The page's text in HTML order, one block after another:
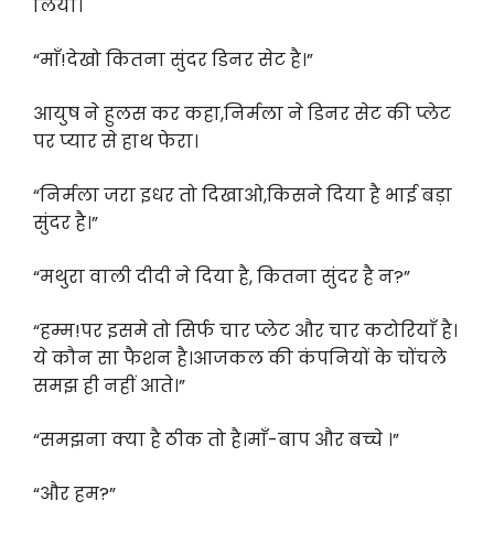
लिया।
“माँ!देखो कितना सुंदर डिनर सेट है।”
आयुष ने हुलस कर कहा,निर्मला ने डिनर सेट की प्लेट
पर प्यार से हाथ फेरा।
“निर्मला जरा इधर तो दिखाओ,किसने दिया है भाई बड़ा
सुंदर है।”
“मथुरा वाली दीदी ने दिया है, कितना सुंदर है न?”
“हम्म!पर इसमे तो सिर्फ चार प्लेट और चार कटोरियाँ है।
ये कौन सा फैशन है।आजकल की कंपनियों के चोंचले
समझ ही नहीं आते।”
“समझना क्या है ठीक तो है।माँ-बाप और बच्चे ।”
“और हम?”